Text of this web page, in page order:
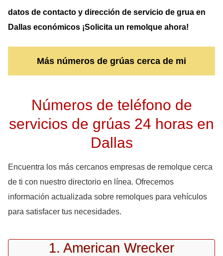
datos de contacto y dirección de servicio de grua en
Dallas económicos ¡Solicita un remolque ahora!
Más números de grúas cerca de mi
Números de teléfono de
servicios de grúas 24 horas en
Dallas
Encuentra los más cercanos empresas de remolque cerca
de ti con nuestro directorio en línea. Ofrecemos
información actualizada sobre remolques para vehículos
para satisfacer tus necesidades.
1. American Wrecker